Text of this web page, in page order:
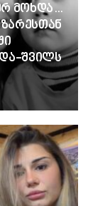
მოხდა…
შვილს